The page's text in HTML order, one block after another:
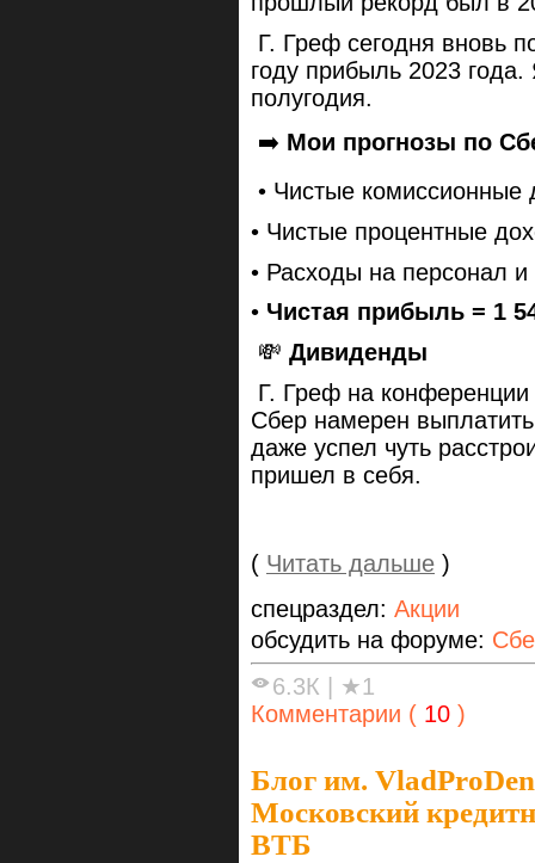
Г. Греф сегодня вновь
году прибыль 2023
полугодия.
➡️ Мои прогнозы по
• Чистые
• Чистые процентные
• Расходы на персонал
• Чистая прибыль = 1
💸 Дивиденды
Г. Греф на конференции
Сбер намерен
даже успел чуть
пришел в себя.
( Читать дальше )
спецраздел: Акции
обсудить на форуме:
6.3К
★1
Комментарии ( 10 )
Блог им.
Московский
ВТБ